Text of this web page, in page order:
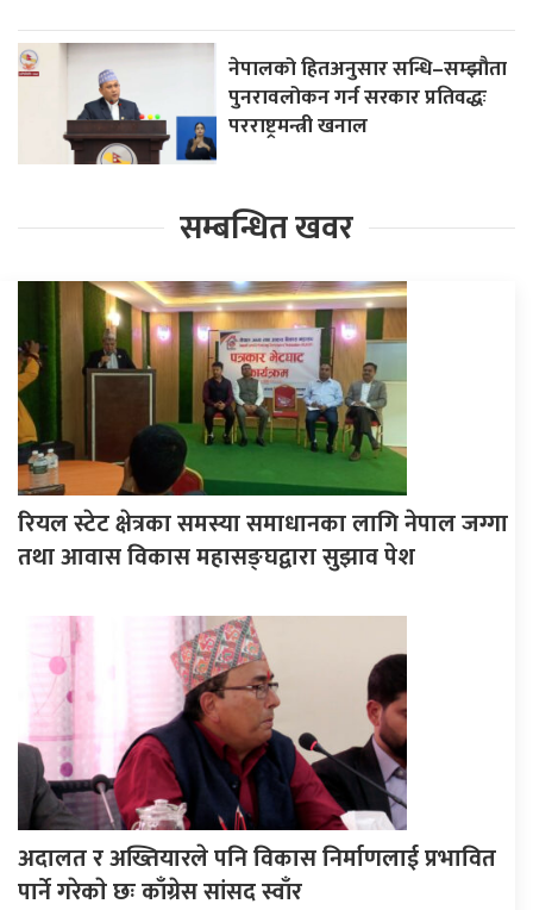
नेपालको हितअनुसार सन्धि–सम्झौता
पुनरावलोकन गर्न सरकार प्रतिवद्धः
परराष्ट्रमन्त्री खनाल
सम्बन्धित खवर
रियल स्टेट क्षेत्रका समस्या समाधानका लागि नेपाल जग्गा
तथा आवास विकास महासङ्घद्वारा सुझाव पेश
अदालत र अख्तियारले पनि विकास निर्माणलाई प्रभावित
पार्ने गरेकाे छः काँग्रेस सांसद स्वाँर